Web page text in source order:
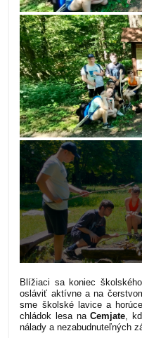
Blížiaci sa koniec
osláviť aktívne a na
sme školské lavice a
chládok lesa naCemjate,
nálady a nezabudnuteľných